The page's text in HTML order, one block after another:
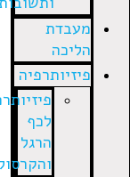
מעבדת
הליכה
פיזיותרפיה
פיזיותרפיה
לכף
הרגל
והקרסול